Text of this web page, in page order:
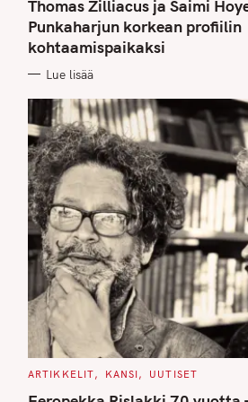
E
G
O
R
I
S
Thomas Zilliacus ja Saimi
Punkaharjun korkean profiilin
kohtaamispaikaksi
Lue lisää
C
T
ARTIKKELIT KANSI UUTISET